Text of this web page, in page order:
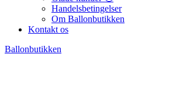
Handelsbetingelser
Om Ballonbutikken
Kontakt os
Ballonbutikken